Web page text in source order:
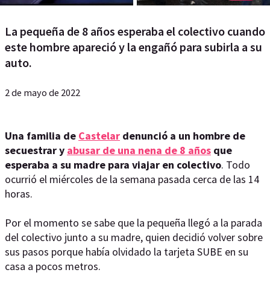
La pequeña de 8 años esperaba el colectivo cuando
este hombre apareció y la engañó para subirla a su
auto.
2 de mayo de 2022
Una familia de Castelar denunció a un hombre de
secuestrar y abusar de una nena de 8 años que
esperaba a su madre para viajar en colectivo. Todo
ocurrió el miércoles de la semana pasada cerca de las 14
horas.
Por el momento se sabe que la pequeña llegó a la parada
del colectivo junto a su madre, quien decidió volver sobre
sus pasos porque había olvidado la tarjeta SUBE en su
casa a pocos metros.